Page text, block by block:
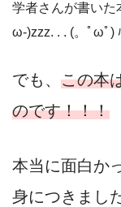
学者さんが書いた
ω-)zzz. . . (。ﾟωﾟ)
でも、 この本
のです！！！
本当に面白か
身につきまし